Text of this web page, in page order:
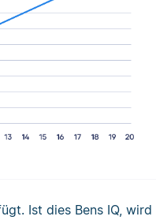
Ist dies Bens IQ,